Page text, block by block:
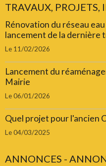
TRAVAUX, PROJETS,
Rénovation du réseau
lancement de la dernière
Le 11/02/2026
Lancement du
Mairie
Le 06/01/2026
Quel projet pour l'ancien
Le 04/03/2025
ANNONCES -